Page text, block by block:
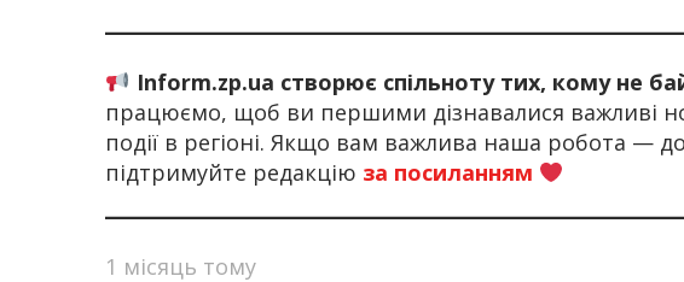
Inform.zp.ua створює спільноту тих, кому не
працюємо, щоб ви першими дізнавалися важливі
події в регіоні. Якщо вам важлива наша робота —
підтримуйте редакцію за посиланням
1 місяць тому